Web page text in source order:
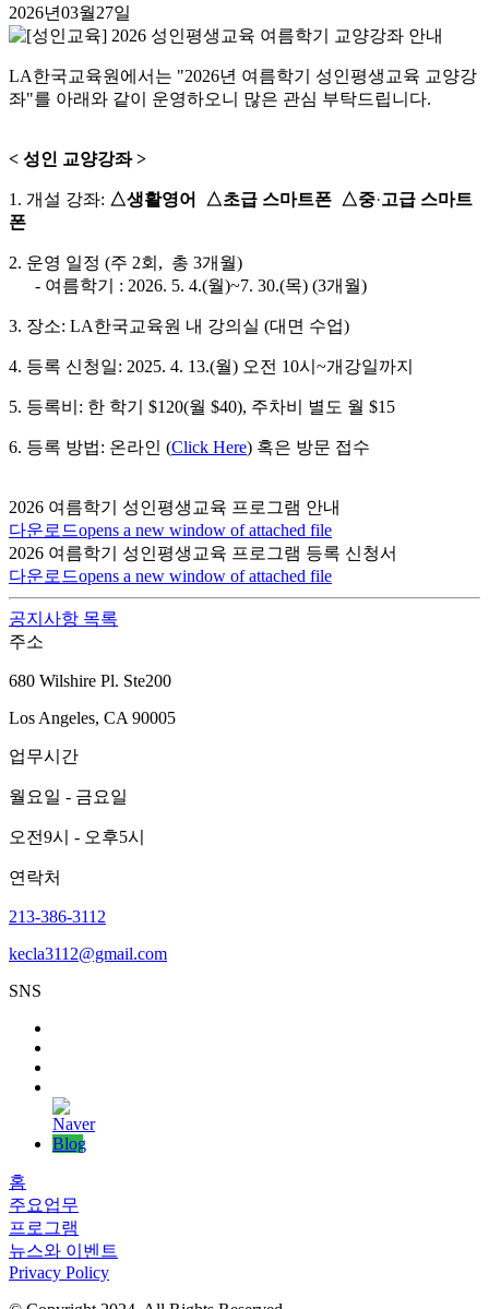
2026년03월27일
LA한국교육원에서는 "2026년 여름학기 성인평생교육 교양강
좌"를 아래와 같이 운영하오니 많은 관심 부탁드립니다.
< 성인 교양강좌 >
1. 개설 강좌: △생활영어 △초급 스마트폰 △중·고급 스마트
폰
2. 운영 일정 (주 2회, 총 3개월)
- 여름학기 : 2026. 5. 4.(월)~7. 30.(목) (3개월)
3. 장소: LA한국교육원 내 강의실 (대면 수업)
4. 등록 신청일: 2025. 4. 13.(월) 오전 10시~개강일까지
5. 등록비: 한 학기 $120(월 $40), 주차비 별도 월 $15
6. 등록 방법: 온라인 (Click Here) 혹은 방문 접수
2026 여름학기 성인평생교육 프로그램 안내
다운로드opens a new window of attached file
2026 여름학기 성인평생교육 프로그램 등록 신청서
다운로드opens a new window of attached file
공지사항 목록
주소
680 Wilshire Pl. Ste200
Los Angeles, CA 90005
업무시간
월요일 - 금요일
오전9시 - 오후5시
연락처
213-386-3112
kecla3112@gmail.com
SNS
홈
주요업무
프로그램
뉴스와 이벤트
Privacy Policy